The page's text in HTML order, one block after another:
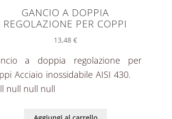
GANCIO A DOPPIA
REGOLAZIONE PER COPPI
13,48 €
a doppia regolazione per
Acciaio inossidabile AISI 430.
null null null